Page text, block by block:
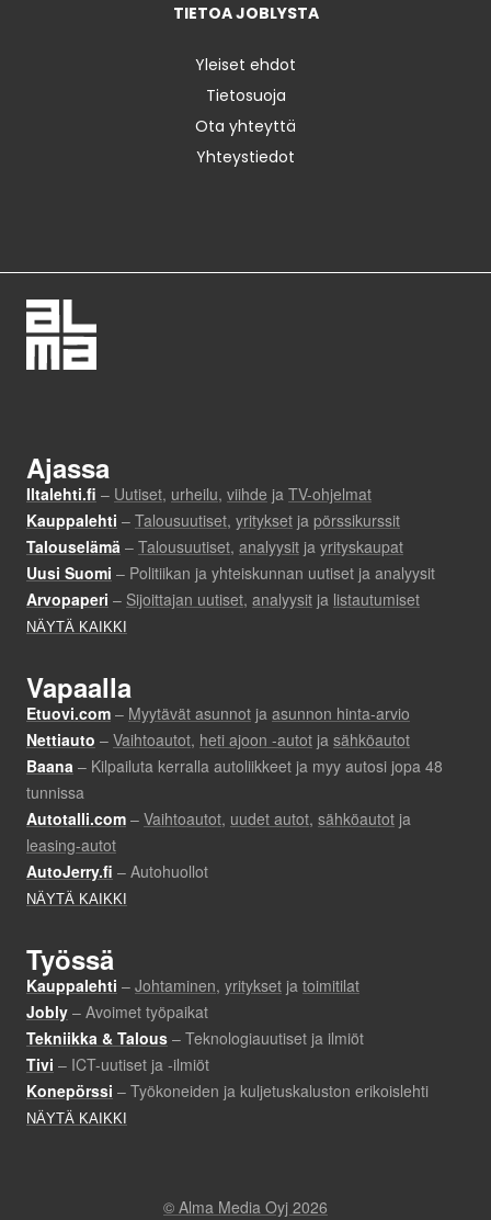
TIETOA JOBLYSTA
Yleiset ehdot
Tietosuoja
Ota yhteyttä
Yhteystiedot